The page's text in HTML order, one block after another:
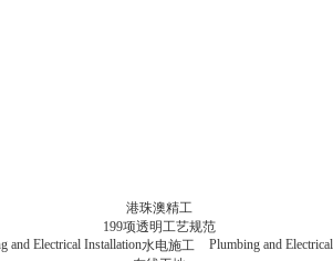
家是人们感到疲惫时的休
港珠澳精工
199项透明工艺规范
and Electrical Installation水电施工 Plumbing and